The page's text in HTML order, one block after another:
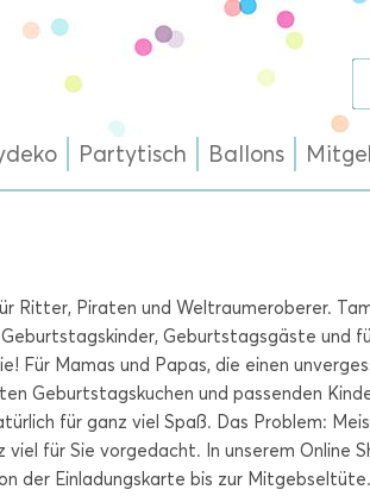
Partytisch Ballons
Ritter, Piraten und Weltraumeroberer.
Geburtstagskinder, Geburtstagsgäste
Für Mamas und Papas, die einen
Geburtstagskuchen und passenden
für ganz viel Spaß. Das Problem:
viel für Sie vorgedacht. In unserem Online
der Einladungskarte bis zur